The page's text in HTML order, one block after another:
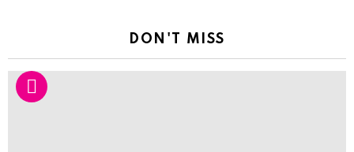
DON'T MISS